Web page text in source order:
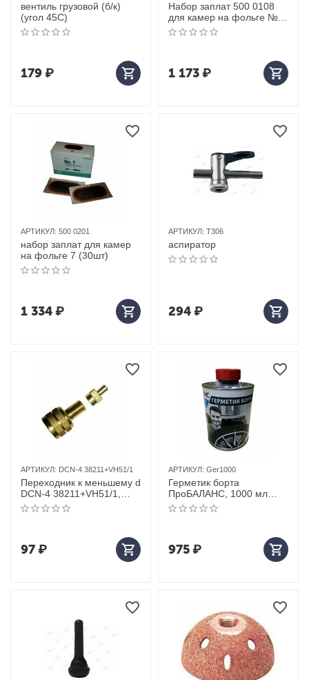
вентиль грузовой (б/к)
(угол 45С)
179₽
Набор заплат 500 0108
для камер на фольге №5
REMA TIP-TOP
1 173₽
АРТИКУЛ: 500 0201
набор заплат для камер
на фольге 7 (30шт)
1 334₽
АРТИКУЛ: T306
аспиратор
294₽
АРТИКУЛ: DCN-4 38211+VH51/1
Переходник к меньшему d
DCN-4 38211+VH51/1,
TRAD2
97₽
АРТИКУЛ: Ger1000
Герметик борта
ПроБАЛАНС, 1000 мл
(12шт в коробке)
975₽